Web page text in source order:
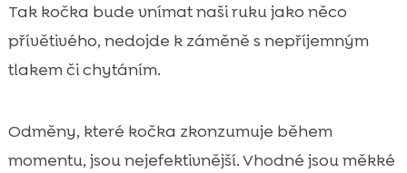
Tak kočka bude vnímat naši ruku jako něco
přívětivého, nedojde k záměně s nepříjemným
tlakem či chytáním.
Odměny, které kočka zkonzumuje během
momentu, jsou nejefektivnější. Vhodné jsou měkké